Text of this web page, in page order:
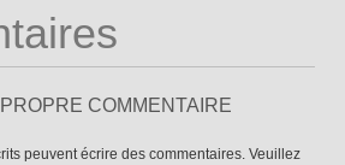
COMMENTAIRE
peuvent écrire des commentaires. Veuillez